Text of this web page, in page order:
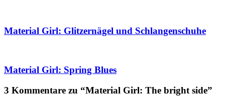
Material Girl: Glitzernägel und Schlangenschuhe
Material Girl: Spring Blues
3 Kommentare zu “Material Girl: The bright side”